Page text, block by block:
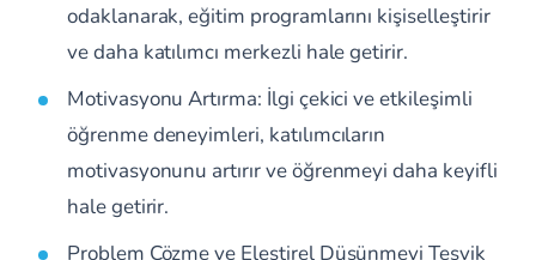
odaklanarak, eğitim programlarını kişiselleştirir
ve daha katılımcı merkezli hale getirir.
Motivasyonu Artırma: İlgi çekici ve etkileşimli
öğrenme deneyimleri, katılımcıların
motivasyonunu artırır ve öğrenmeyi daha keyifli
hale getirir.
Problem Çözme ve Eleştirel Düşünmeyi Teşvik